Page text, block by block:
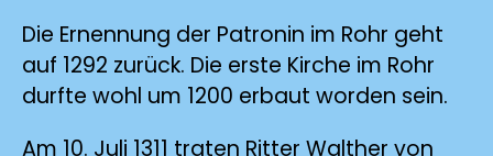
Die Ernennung der Patronin im Rohr geht
auf 1292 zurück. Die erste Kirche im Rohr
durfte wohl um 1200 erbaut worden sein.
Am 10. Juli 1311 traten Ritter Walther von